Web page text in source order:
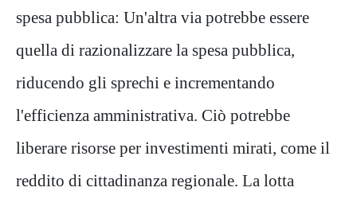
spesa pubblica: Un'altra via potrebbe essere
quella di razionalizzare la spesa pubblica,
riducendo gli sprechi e incrementando
l'efficienza amministrativa. Ciò potrebbe
liberare risorse per investimenti mirati, come il
reddito di cittadinanza regionale. La lotta